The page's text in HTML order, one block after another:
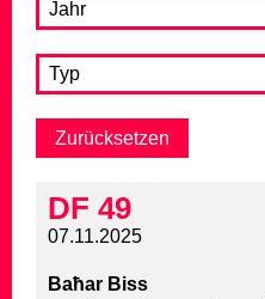
Jahr
Typ
DF 49
07.11.2025
Baħar Biss